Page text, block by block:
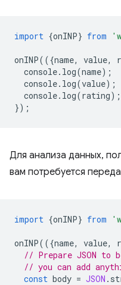
import {onINP} from
onINP(({name, value,
console. log(name);
console. log(value);
console. log(rating);
});
Для анализа данных,
вам потребуется
import {onINP} from
onINP(({name, value,
// Prepare JSON
// you can add
const body = JSON .